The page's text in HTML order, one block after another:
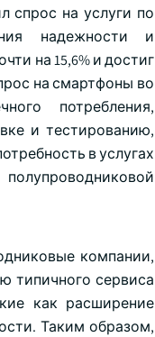
спрос на услуги по
надежности и
на 15,6% и достиг
на смартфоны во
потребления,
и тестированию,
в услугах
компании,
типичного сервиса
как расширение
Таким образом,